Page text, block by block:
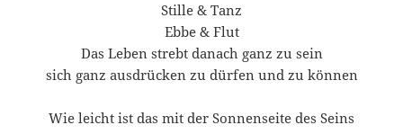
Stille & Tanz
Ebbe & Flut
Das Leben strebt danach ganz zu sein
sich ganz ausdrücken zu dürfen und zu können
Wie leicht ist das mit der Sonnenseite des Seins